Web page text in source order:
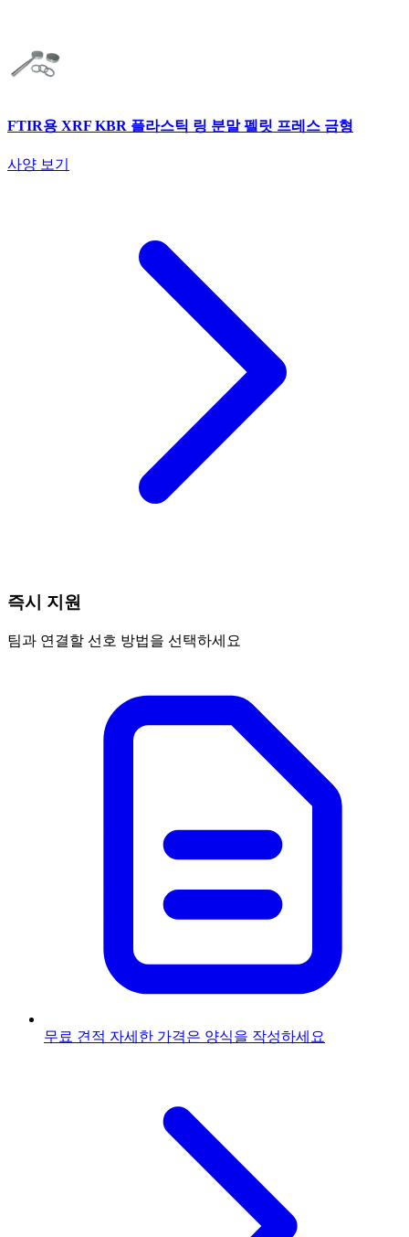
FTIR용 XRF KBR 플라스틱 링 분말 펠릿 프레스 금형
사양 보기
즉시 지원
팀과 연결할 선호 방법을 선택하세요
무료 견적 자세한 가격은 양식을 작성하세요